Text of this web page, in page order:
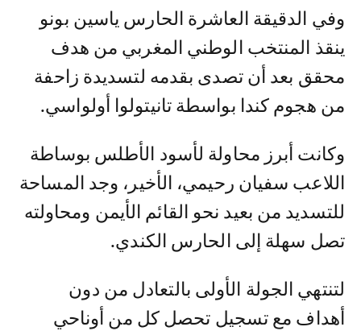
وفي الدقيقة العاشرة الحارس ياسين بونو
ينقذ المنتخب الوطني المغربي من هدف
محقق بعد أن تصدى بقدمه لتسديدة زاحفة
من هجوم كندا بواسطة تانيتولوا أولواسي.
وكانت أبرز محاولة لأسود الأطلس بوساطة
اللاعب سفيان رحيمي، الأخير، وجد المساحة
للتسديد من بعيد نحو القائم الأيمن ومحاولته
تصل سهلة إلى الحارس الكندي.
لتنتهي الجولة الأولى بالتعادل من دون
أهداف مع تسجيل تحصل كل من أوناحي